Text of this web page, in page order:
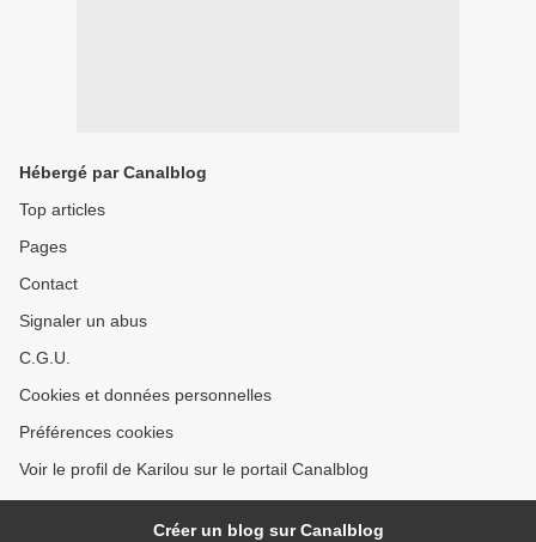
Hébergé par Canalblog
Top articles
Pages
Contact
Signaler un abus
C.G.U.
Cookies et données personnelles
Préférences cookies
Voir le profil de Karilou sur le portail Canalblog
Créer un blog sur Canalblog